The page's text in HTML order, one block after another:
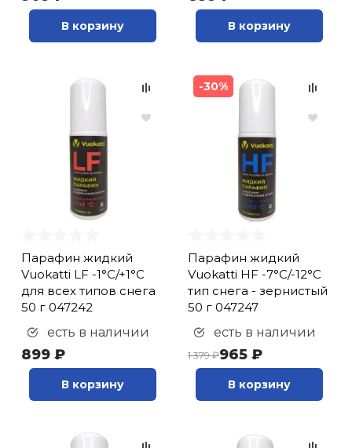
В корзину В корзину
Парафин жидкий
Vuokatti LF -1°С/+1°С
для всех типов снега
50 г 047242
есть в наличии
899 ₽
В корзину
-30%
Парафин жидкий
Vuokatti HF -7°С/-12°С
тип снега - зернистый
50 г 047247
есть в наличии
1 379 ₽965 ₽
В корзину